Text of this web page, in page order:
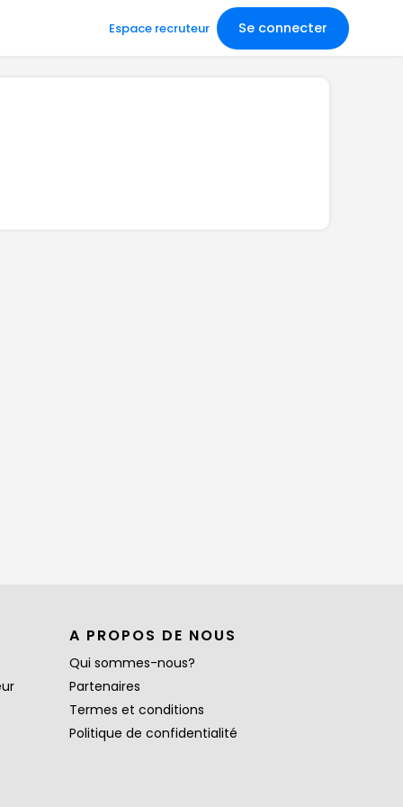
Espace recruteur Se connecter
A PROPOS DE NOUS
Qui sommes-nous?
Partenaires
Termes et conditions
Politique de confidentialité